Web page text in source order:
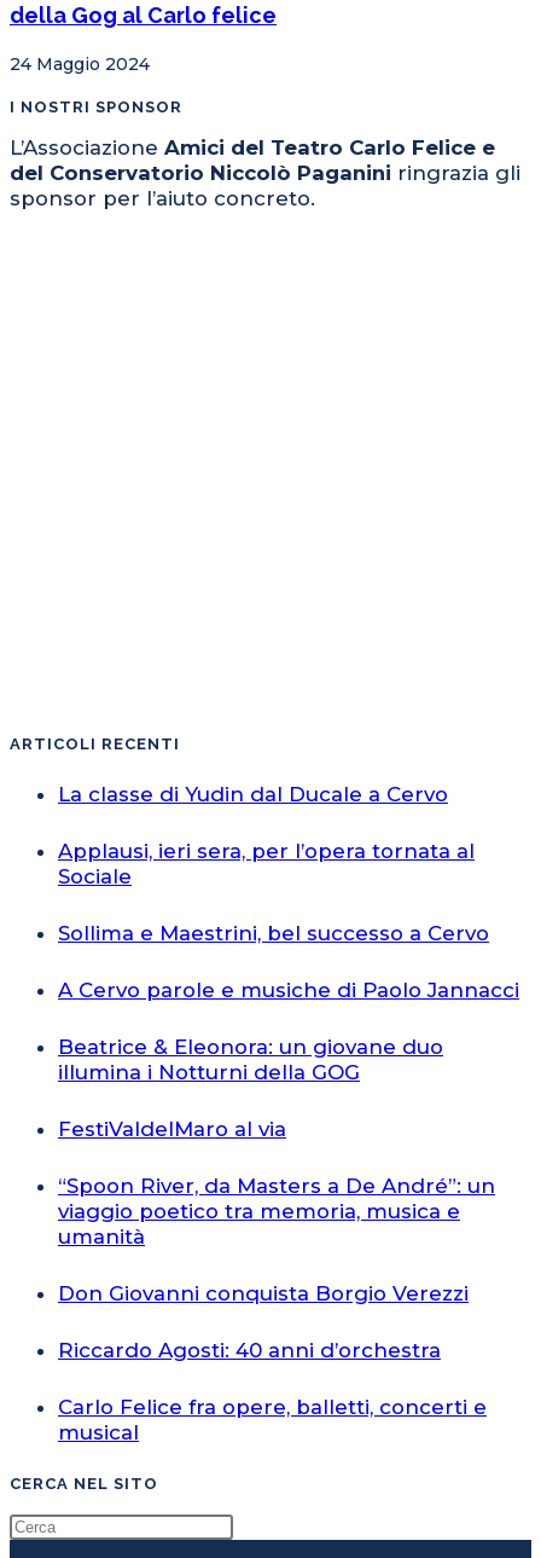
della Gog al Carlo felice
24 Maggio 2024
I NOSTRI SPONSOR
L’Associazione Amici del Teatro Carlo Felice e
del Conservatorio Niccolò Paganini ringrazia gli
sponsor per l’aiuto concreto.
ARTICOLI RECENTI
La classe di Yudin dal Ducale a Cervo
Applausi, ieri sera, per l’opera tornata al
Sociale
Sollima e Maestrini, bel successo a Cervo
A Cervo parole e musiche di Paolo Jannacci
Beatrice & Eleonora: un giovane duo
illumina i Notturni della GOG
FestiValdelMaro al via
“Spoon River, da Masters a De André”: un
viaggio poetico tra memoria, musica e
umanità
Don Giovanni conquista Borgio Verezzi
Riccardo Agosti: 40 anni d’orchestra
Carlo Felice fra opere, balletti, concerti e
musical
CERCA NEL SITO